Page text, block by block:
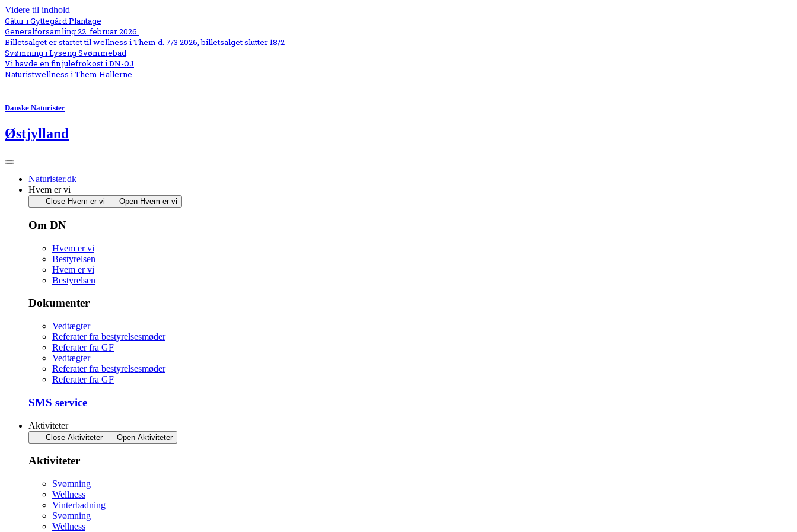
Videre til indhold
Gåtur i Gyttegård Plantage
Generalforsamling 22. februar 2026.
Billetsalget er startet til wellness i Them d. 7/3 2026, billetsalget slutter 18/2
Svømning i Lyseng Svømmebad
Vi havde en fin julefrokost i DN-OJ
Naturistwellness i Them Hallerne
Danske Naturister
Østjylland
Naturister.dk
Hvem er vi
Close Hvem er vi Open Hvem er vi
Om DN
Hvem er vi
Bestyrelsen
Hvem er vi
Bestyrelsen
Dokumenter
Vedtægter
Referater fra bestyrelsesmøder
Referater fra GF
Vedtægter
Referater fra bestyrelsesmøder
Referater fra GF
SMS service
Aktiviteter
Close Aktiviteter Open Aktiviteter
Aktiviteter
Svømning
Wellness
Vinterbadning
Svømning
Wellness